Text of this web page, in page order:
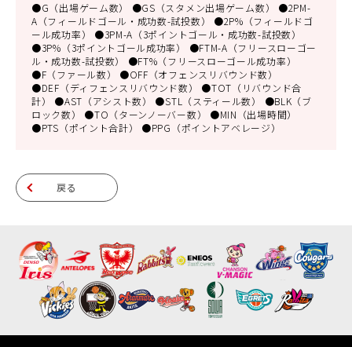
●G（出場ゲーム数） ●GS（スタメン出場ゲーム数） ●2PM-
A（フィールドゴール・成功数-試投数） ●2P%（フィールドゴ
ール成功率） ●3PM-A（3ポイントゴール・成功数-試投数）
●3P%（3ポイントゴール成功率） ●FTM-A（フリースローゴー
ル・成功数-試投数） ●FT%（フリースローゴール成功率）
●F（ファール数） ●OFF（オフェンスリバウンド数）
●DEF（ディフェンスリバウンド数） ●TOT（リバウンド合
計） ●AST（アシスト数） ●STL（スティール数） ●BLK（ブ
ロック数） ●TO（ターンノーバー数） ●MIN（出場時間）
●PTS（ポイント合計） ●PPG（ポイントアベレージ）
戻る